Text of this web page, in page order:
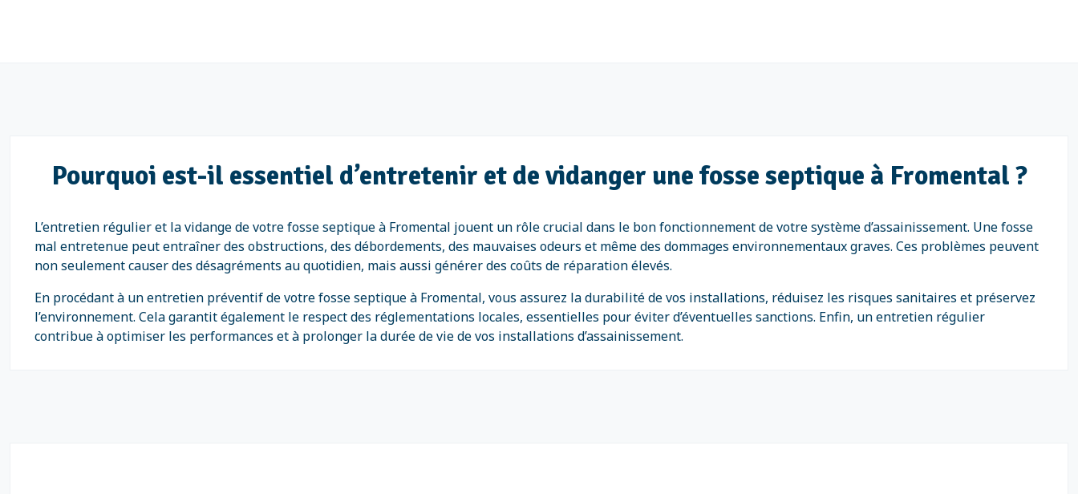
Pourquoi est-il essentiel d’entretenir et de vidanger une fosse septique à Fromental ?
L’entretien régulier et la vidange de votre fosse septique à Fromental jouent un rôle crucial dans le bon fonctionnement de votre système d’assainissement. Une fosse
mal entretenue peut entraîner des obstructions, des débordements, des mauvaises odeurs et même des dommages environnementaux graves. Ces problèmes peuvent
non seulement causer des désagréments au quotidien, mais aussi générer des coûts de réparation élevés.
En procédant à un entretien préventif de votre fosse septique à Fromental, vous assurez la durabilité de vos installations, réduisez les risques sanitaires et préservez
l’environnement. Cela garantit également le respect des réglementations locales, essentielles pour éviter d’éventuelles sanctions. Enfin, un entretien régulier
contribue à optimiser les performances et à prolonger la durée de vie de vos installations d’assainissement.